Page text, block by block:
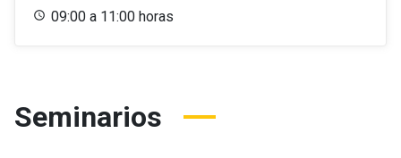
09:00 a 11:00 horas
Seminarios